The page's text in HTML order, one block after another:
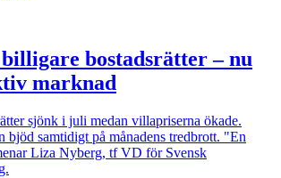
bostadsrätter – nu
marknad
sjönk i juli medan villapriserna ökade.
bjöd samtidigt på månadens tredbrott. "En
Liza Nyberg, tf VD för Svensk